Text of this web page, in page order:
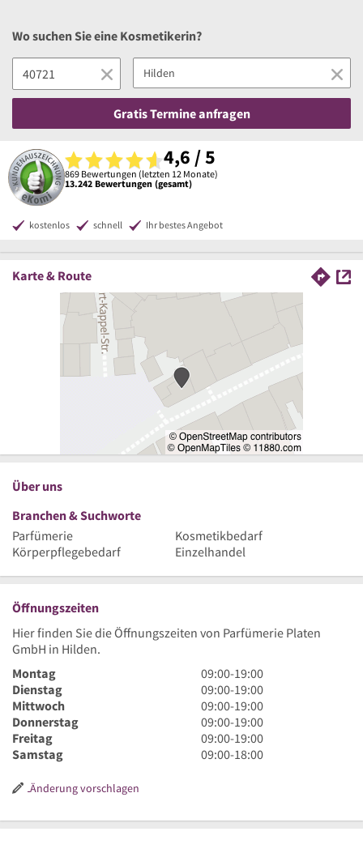
Wo suchen Sie eine Kosmetikerin?
Gratis Termine anfragen
4,6 / 5
869 Bewertungen (letzten 12 Monate)
13.242 Bewertungen (gesamt)
kostenlos schnell Ihr bestes Angebot
Karte & Route
Über uns
Branchen & Suchworte
Parfümerie
Kosmetikbedarf
Körperpflegebedarf
Einzelhandel
Öffnungszeiten
Hier finden Sie die Öffnungszeiten von Parfümerie Platen
GmbH in Hilden.
Montag
9
Uhr
bis
19
Uhr
09:00-19:00
Dienstag
9
Uhr
bis
19
Uhr
09:00-19:00
Mittwoch
9
Uhr
bis
19
09:00-19:00
Donnerstag
9
Uhr
bis
09:00-19:00
Freitag
9
Uhr
09:00-19:00
Samstag
9
Uhr
09:00-18:00
Änderung vorschlagen